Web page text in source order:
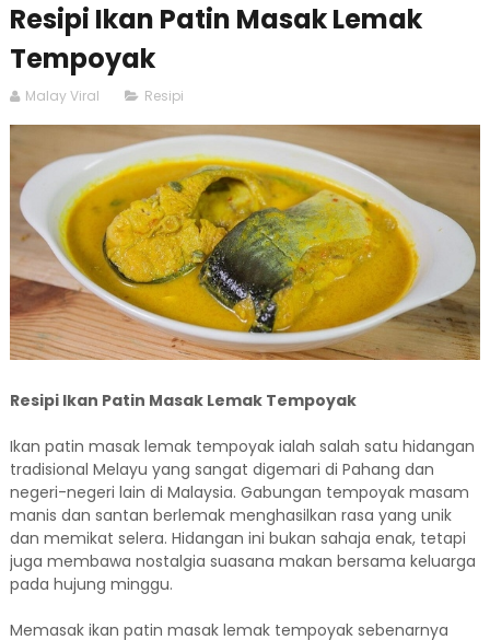
Resipi Ikan Patin Masak Lemak
Tempoyak
Malay Viral Resipi
Resipi Ikan Patin Masak Lemak Tempoyak
Ikan patin masak lemak tempoyak ialah salah satu hidangan
tradisional Melayu yang sangat digemari di Pahang dan
negeri-negeri lain di Malaysia. Gabungan tempoyak masam
manis dan santan berlemak menghasilkan rasa yang unik
dan memikat selera. Hidangan ini bukan sahaja enak, tetapi
juga membawa nostalgia suasana makan bersama keluarga
pada hujung minggu.
Memasak ikan patin masak lemak tempoyak sebenarnya